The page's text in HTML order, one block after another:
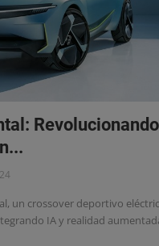
Revolucionando
un crossover deportivo
IA y realidad